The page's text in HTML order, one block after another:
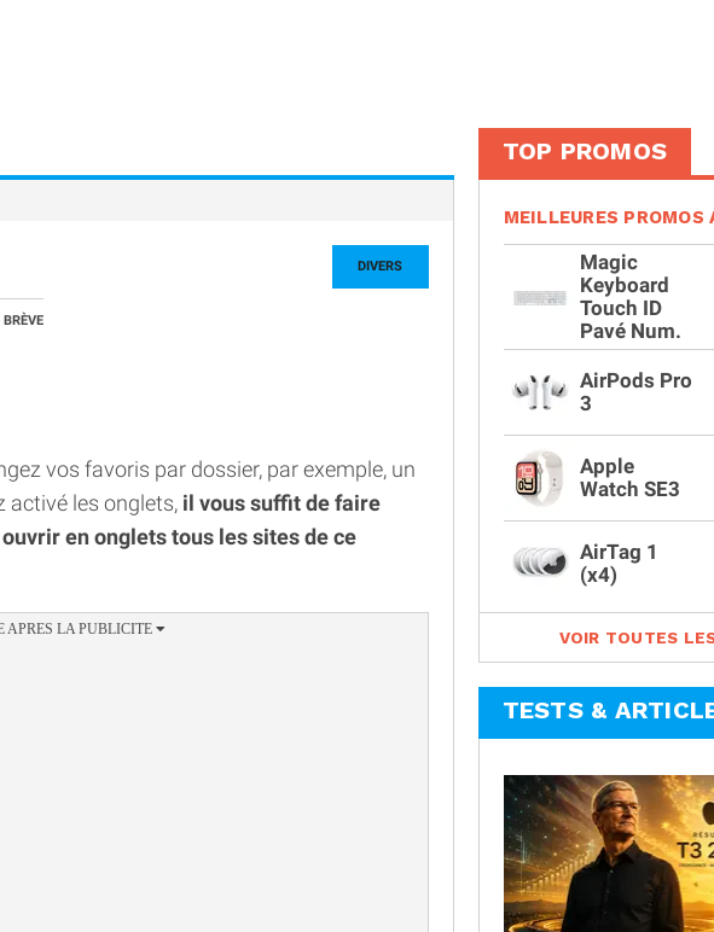
DIVERS
BRÈVE
vos favoris par dossier, par exemple, un
activé les onglets, il vous suffit de faire
en onglets tous les sites de ce
TOP PROMOS
MEILLEURES PROMOS
Magic
Keyboard
Touch ID
Pavé Num.
AirPods Pro
3
Apple
Watch SE3
AirTag 1
(x4)
VOIR TOUTES
TESTS &